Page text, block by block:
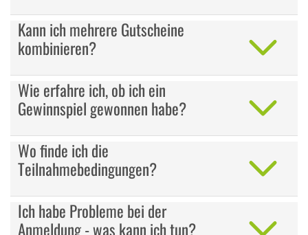
Kann ich mehrere Gutscheine
kombinieren?
Wie erfahre ich, ob ich ein
Gewinnspiel gewonnen habe?
Wo finde ich die
Teilnahmebedingungen?
Ich habe Probleme bei der
Anmeldung - was kann ich tun?